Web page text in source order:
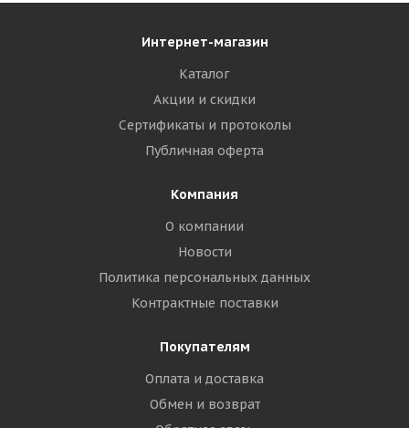
Интернет-магазин
Каталог
Акции и скидки
Сертификаты и протоколы
Публичная оферта
Компания
О компании
Новости
Политика персональных данных
Контрактные поставки
Покупателям
Оплата и доставка
Обмен и возврат